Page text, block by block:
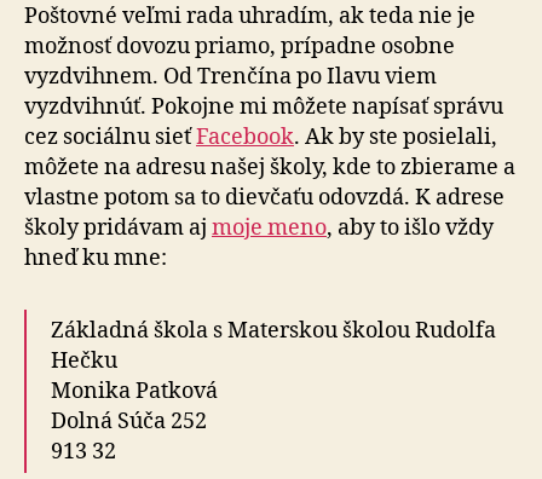
Poštovné veľmi rada uhradím, ak teda nie je
možnosť dovozu priamo, prípadne osobne
vyzdvihnem. Od Trenčína po Ilavu viem
vyzdvihnúť. Pokojne mi môžete napísať správu
cez sociálnu sieťFacebook. Ak by ste posielali,
môžete na adresu našej školy, kde to zbierame a
vlastne potom sa to dievčaťu odovzdá. K adrese
školy pridávam aj moje meno, aby to išlo vždy
hneď ku mne:
Základná škola s Materskou školou Rudolfa
Hečku
Monika Patková
Dolná Súča 252
913 32